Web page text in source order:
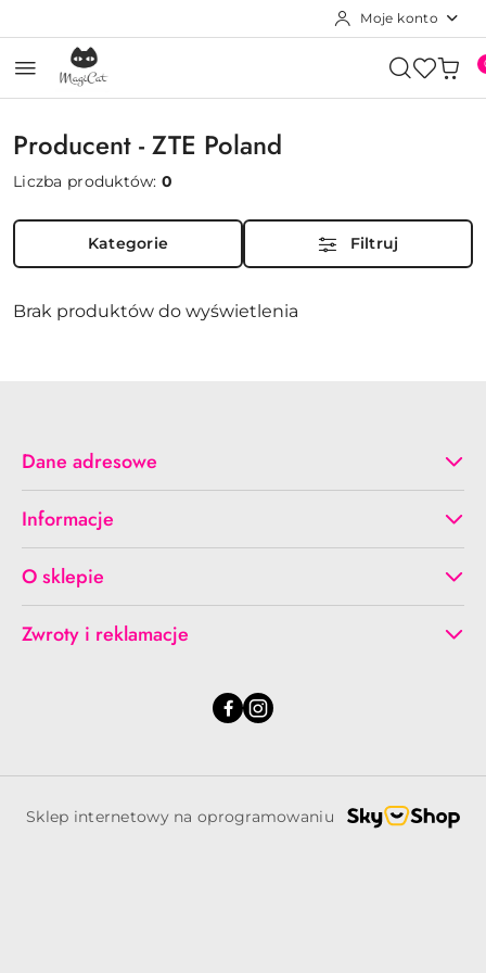
Moje konto
Producent - ZTE Poland
Liczba produktów:0
Kategorie Filtruj
Brak produktów do wyświetlenia
Dane adresowe
Informacje
O sklepie
Zwroty i reklamacje
Sklep internetowy na oprogramowaniu